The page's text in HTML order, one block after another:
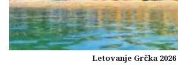
Letovanje Grčka 2026